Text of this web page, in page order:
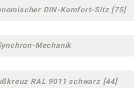
DIN-Komfort-Sitz [75]
Mechanik
RAL 9011 schwarz [44]